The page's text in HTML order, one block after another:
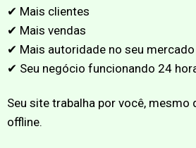
✔ Mais clientes
✔ Mais vendas
✔ Mais autoridade no seu mercado
✔ Seu negócio funcionando 24
Seu site trabalha por você, mesmo
offline.